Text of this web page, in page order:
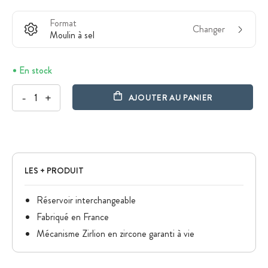
Format
Moulin à sel
Changer
En stock
- + AJOUTER AU PANIER
LES + PRODUIT
Réservoir interchangeable
Fabriqué en France
Mécanisme Zirlion en zircone garanti à vie